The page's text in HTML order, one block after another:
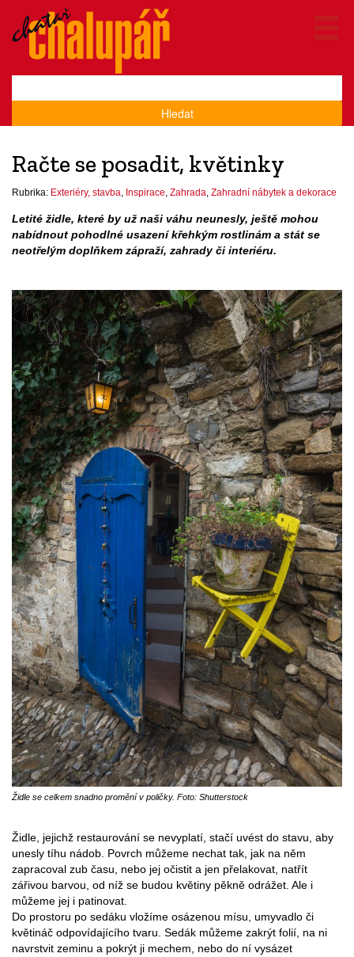
Hledat
Račte se posadit, květinky
Rubrika: Exteriéry, stavba Inspirace Zahrada Zahradní nábytek a dekorace
Židle se celkem snadno promění v poličky. Foto: Shutterstock
Letité židle, které by už naši váhu neunesly, ještě mohou
nabídnout pohodlné usazení křehkým rostlinám a stát se
neotřelým doplňkem zápraží, zahrady či interiéru.
Židle, jejichž restaurování se nevyplatí, stačí uvést do stavu, aby
unesly tíhu nádob. Povrch můžeme nechat tak, jak na něm
zapracoval zub času, nebo jej očistit a jen přelakovat, natřít
zářivou barvou, od níž se budou květiny pěkně odrážet. Ale i
můžeme jej i patinovat.
Do prostoru po sedáku vložíme osázenou mísu, umyvadlo či
květináč odpovídajícího tvaru. Sedák můžeme zakrýt folií, na ni
navrstvit zeminu a pokrýt ji mechem, nebo do ní vysázet